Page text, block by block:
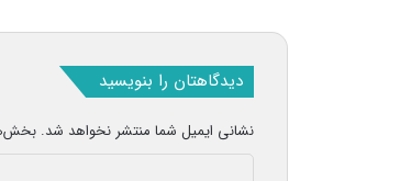
دیدگاهتان را بنویسید
نشانی ایمیل شما منتشر نخواهد شد.